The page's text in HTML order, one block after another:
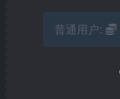
普通用户: